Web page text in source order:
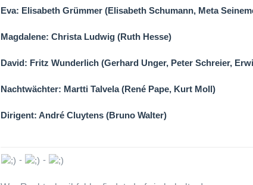
Eva: Elisabeth Grümmer (Elisabeth Schumann, Meta
Magdalene: Christa Ludwig (Ruth Hesse)
David: Fritz Wunderlich (Gerhard Unger, Peter Schreier,
Nachtwächter: Martti Talvela (René Pape, Kurt Moll)
Dirigent: André Cluytens (Bruno Walter)
- -